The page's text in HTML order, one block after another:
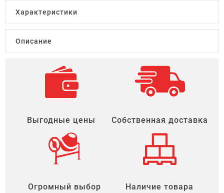
Характеристики
Описание
Выгодные цены Собственная доставка
Огромный выбор Наличие товара